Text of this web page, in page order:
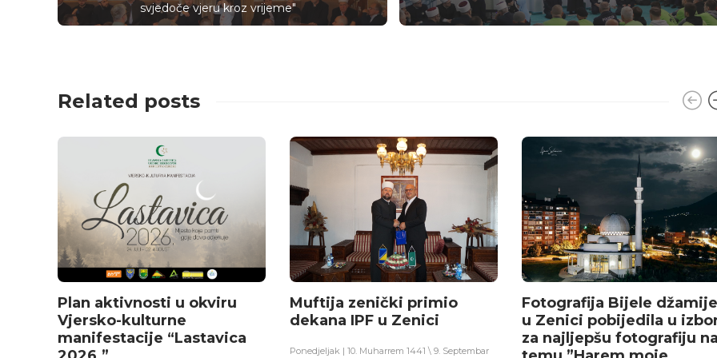
svjedoče vjeru kroz vrijeme"
Related posts
Plan aktivnosti u okviru
Vjersko-kulturne
manifestacije “Lastavica
Muftija zenički primio
dekana IPF u Zenici
Ponedjeljak | 10. Muharrem 1441 \ 9. Septembar
Fotografija Bijele džamije
u Zenici pobijedila u
za najljepšu fotografiju na